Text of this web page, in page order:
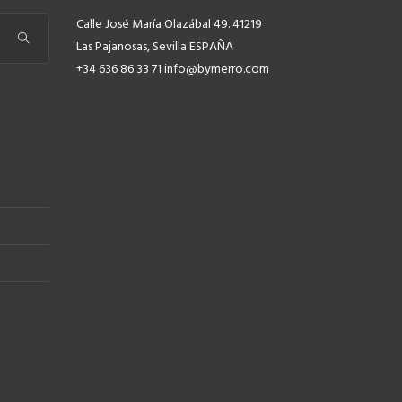
Calle José María Olazábal 49. 41219
Las Pajanosas, Sevilla ESPAÑA
+34 636 86 33 71 info@bymerro.com